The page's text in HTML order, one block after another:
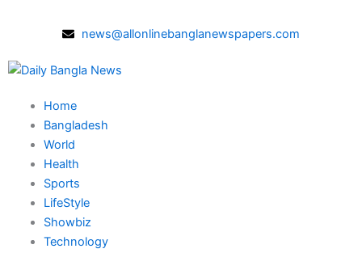
news@allonlinebanglanewspapers.com
Home
Bangladesh
World
Health
Sports
LifeStyle
Showbiz
Technology